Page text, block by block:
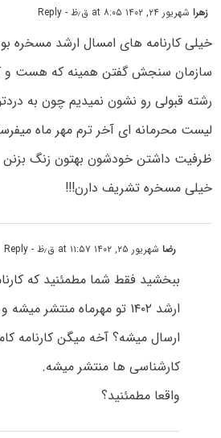
زهراشهریور ۲۴, ۱۴۰۲ at ۸:۰۵ ق٫ظ - Reply
خیلی کارنامه های امسال ارشد مسخره
سازمان سنجش گفتن همینه که هست و
رشته قبولی رو نشون نمیدیم چون به
لیست محرمانه ای آخر ترم مهر ماه
ظرفیت داشتن خودشون بهتون زنگ بزنن
خیلی مسخره تشریف دارن!!!
رضاشهریور ۲۵, ۱۴۰۲ at ۱۱:۵۷ ق٫ظ - Reply
ببخشید فقط شما مطمئنید که
ارشد ۱۴۰۲ تو مهرماه منتشر
ارسال میشه؟ آخه میگن کارنامه
کارشناسی ها منتشر میشه.
واقعا مطمئنید؟